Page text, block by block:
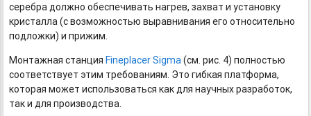
серебра должно обеспечивать нагрев, захват и установку
кристалла (с возможностью выравнивания его относительно
подложки) и прижим.
Монтажная станция Fineplacer Sigma(см. рис. 4) полностью
соответствует этим требованиям. Это гибкая платформа,
которая может использоваться как для научных разработок,
так и для производства.